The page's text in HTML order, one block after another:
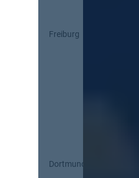
Freiburg
Dortmund